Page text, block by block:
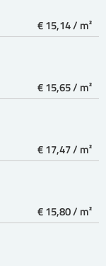
€ 15,14 / m²
€ 15,65 / m²
€ 17,47 / m²
€ 15,80 / m²